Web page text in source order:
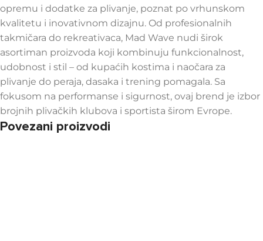
opremu i dodatke za plivanje, poznat po vrhunskom
kvalitetu i inovativnom dizajnu. Od profesionalnih
takmičara do rekreativaca, Mad Wave nudi širok
asortiman proizvoda koji kombinuju funkcionalnost,
udobnost i stil – od kupaćih kostima i naočara za
plivanje do peraja, dasaka i trening pomagala. Sa
fokusom na performanse i sigurnost, ovaj brend je izbor
brojnih plivačkih klubova i sportista širom Evrope.
Povezani proizvodi